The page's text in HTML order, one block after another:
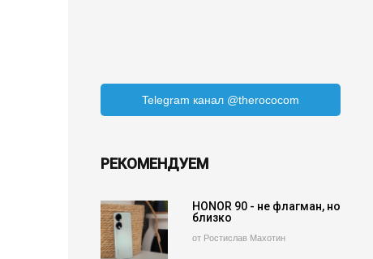
Telegram канал @therococom
РЕКОМЕНДУЕМ
HONOR 90 - не флагман, но
близко
от Ростислав Махотин